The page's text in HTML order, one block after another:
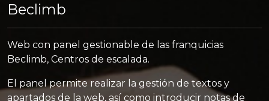
Beclimb
Web con panel gestionable de las franquicias
Beclimb, Centros de escalada.
El panel permite realizar la gestión de textos y
apartados de la web, así como introducir notas de